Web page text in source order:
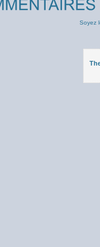
Soyez